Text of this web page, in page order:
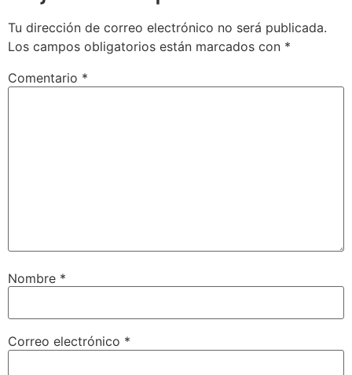
Tu dirección de correo electrónico no será publicada.
Los campos obligatorios están marcados con *
Comentario *
Nombre *
Correo electrónico *